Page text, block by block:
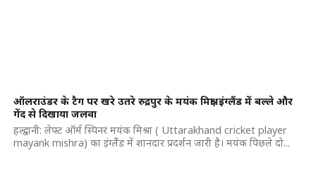
ऑलराउंडर के टैग पर खरे उतरे रुद्रपुर के मयंक मिश्रा, इंग्लैंड में बल्ले और
गेंद से दिखाया जलवा
हल्द्वानी: लेफ्ट ऑर्म स्पिनर मयंक मिश्रा ( Uttarakhand cricket player
mayank mishra) का इंग्लैंड में शानदार प्रदर्शन जारी है। मयंक पिछले दो...